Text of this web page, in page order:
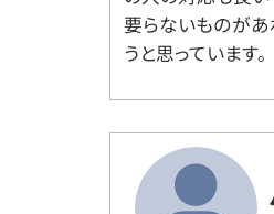
要らないものがあ
うと思っています。